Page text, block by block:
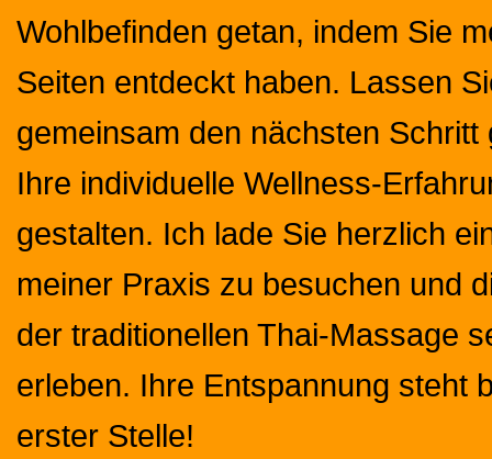
Wohlbefinden getan, indem Sie
Seiten entdeckt haben. Lassen
gemeinsam den nächsten Schritt
Ihre individuelle Wellness-
gestalten. Ich lade Sie herzlich
meiner Praxis zu besuchen und
der traditionellen Thai-Massage
erleben. Ihre Entspannung steht
erster Stelle!